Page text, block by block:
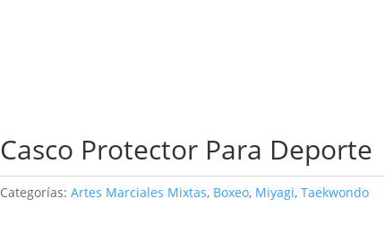
Casco Protector Para Deporte
Categorías: Artes Marciales Mixtas, Boxeo, Miyagi, Taekwondo